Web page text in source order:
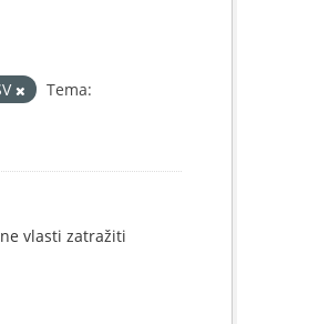
Tema:
vlasti zatražiti